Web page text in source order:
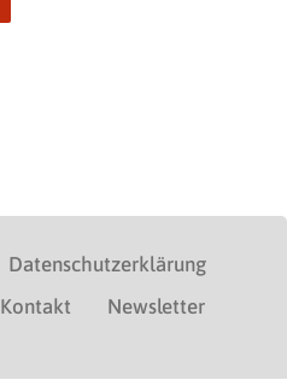
Datenschutzerklärung
Kontakt Newsletter